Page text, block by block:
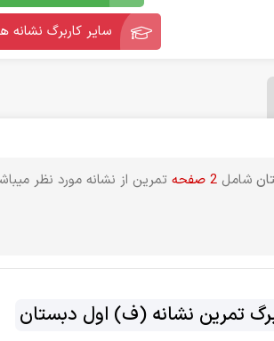
سایر کاربرگ نشانه
شامل2 صفحه تمرین از نشانه مورد نظر
تمرین نشانه (ف) اول دبستان